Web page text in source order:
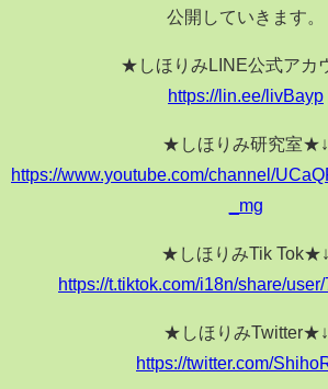
公開していきます。
★しほりみLINE公式アカ
https://lin.ee/livBayp
★しほりみ研究室★↓
https://www.youtube.com/channel/
_mg
★しほりみTik Tok★↓
https://t.tiktok.com/i18n/share/
★しほりみTwitter★↓
https://twitter.com/